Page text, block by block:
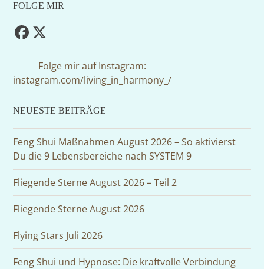
FOLGE MIR
Facebook
Twitter
Folge mir auf Instagram:
instagram.com/living_in_harmony_/
NEUESTE BEITRÄGE
Feng Shui Maßnahmen August 2026 – So aktivierst
Du die 9 Lebensbereiche nach SYSTEM 9
Fliegende Sterne August 2026 – Teil 2
Fliegende Sterne August 2026
Flying Stars Juli 2026
Feng Shui und Hypnose: Die kraftvolle Verbindung